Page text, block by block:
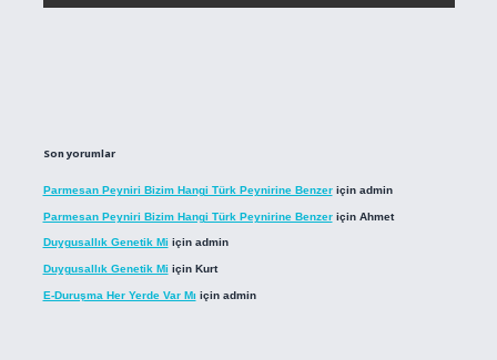
Son yorumlar
Parmesan Peyniri Bizim Hangi Türk Peynirine Benzeriçin admin
Parmesan Peyniri Bizim Hangi Türk Peynirine Benzeriçin Ahmet
Duygusallık Genetik Mi için admin
Duygusallık Genetik Mi için Kurt
E-Duruşma Her Yerde Var Mı için admin